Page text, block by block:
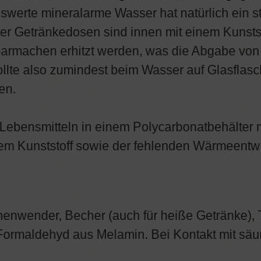
mineralarme Wasser hat natürlich
Getränkedosen sind innen mit einem
erhitzt werden, was die Abgabe
also zumindest beim Wasser auf
in einem
Kunststoff sowie der fehlenden
Becher (auch für heiße
aus Melamin. Bei Kontakt mit